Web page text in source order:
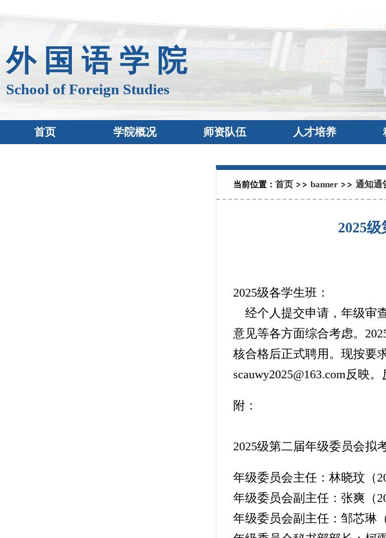
外 国 语 学 院
School of Foreign Studies
首页 学院概况 师资队伍 人才培养
当前位置： 首页 banner 通知通
2025
2025级各学生班：
经个人提交申请，年级审
意见等各方面综合考虑。
核合格后正式聘用。现按要
scauwy2025@163.com反映
附：
2025级第二届年级委员会拟
年级委员会主任：林晓玟（
年级委员会副主任：张爽（
年级委员会副主任：邹芯琳